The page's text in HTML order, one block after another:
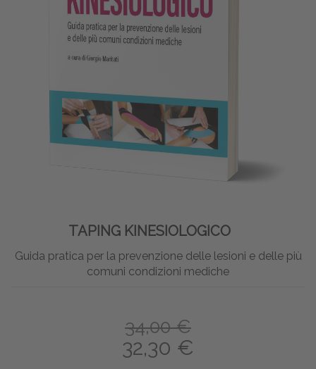
TAPING KINESIOLOGICO
Guida pratica per la prevenzione delle lesioni e delle più
comuni condizioni mediche
34,00 €
32,30 €